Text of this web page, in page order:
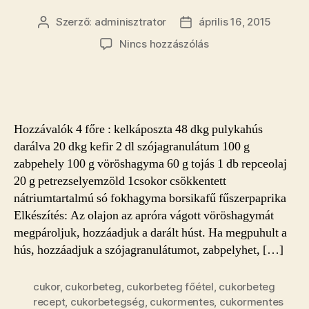
Bejegyzés
Szerző: adminisztrator
Bejegyzés
dátuma
április 16, 2015
Nincs hozzászólása(z)
Hozzávalók 4 főre : kelkáposzta 48 dkg pulykahús
darálva 20 dkg kefir 2 dl szójagranulátum 100 g
zabpehely 100 g vöröshagyma 60 g tojás 1 db repceolaj
20 g petrezselyemzöld 1csokor csökkentett
nátriumtartalmú só fokhagyma borsikafű fűszerpaprika
Elkészítés: Az olajon az apróra vágott vöröshagymát
megpároljuk, hozzáadjuk a darált húst. Ha megpuhult a
hús, hozzáadjuk a szójagranulátumot, zabpelyhet, […]
cukor, cukorbeteg cukorbeteg főétel cukorbeteg
recept, cukorbetegség cukormentes, cukormentes